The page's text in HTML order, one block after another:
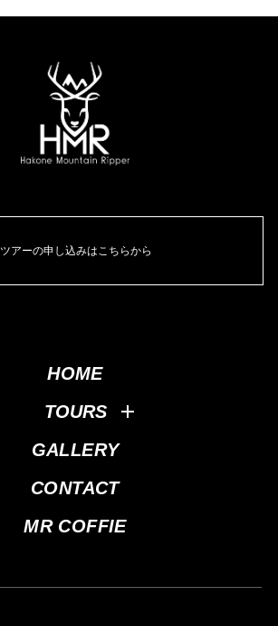
ツアーの申し込みはこちらから
HOME
TOURS
GALLERY
CONTACT
MR COFFIE